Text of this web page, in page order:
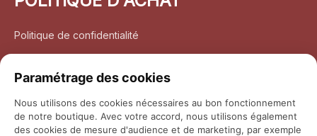
Politique de confidentialité
Politique de retour et remboursement
Paramétrage des cookies
Nous utilisons des cookies nécessaires au bon fonctionnement
de notre boutique. Avec votre accord, nous utilisons également
des cookies de mesure d'audience et de marketing, par exemple